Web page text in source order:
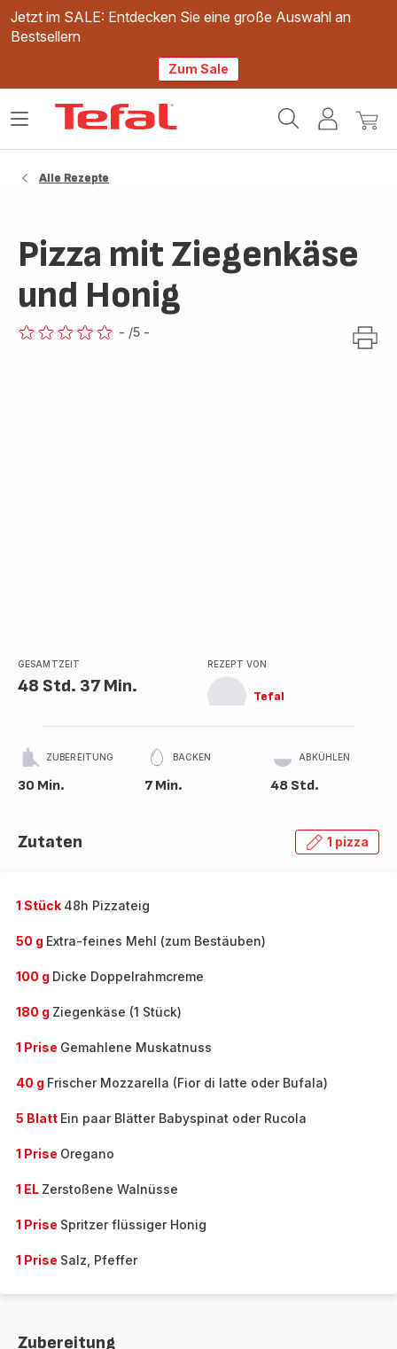
Jetzt im SALE: Entdecken Sie eine große Auswahl an
Bestsellern
Zum Sale
Mein
Mein
Das
Alle Rezepte
Pizza mit Ziegenkäse
und Honig
- /5 -
GESAMTZEIT
48 Std. 37 Min.
REZEPT VON
Tefal
ZUBEREITUNG
30 Min.
BACKEN
7 Min.
ABKÜHLEN
48 Std.
Zutaten 1 pizza
1 Stück 48h Pizzateig
50 g Extra-feines Mehl (zum Bestäuben)
100 g Dicke Doppelrahmcreme
180 g Ziegenkäse (1 Stück)
1 Prise Gemahlene Muskatnuss
40 g Frischer Mozzarella (Fior di latte oder Bufala)
5 Blatt Ein paar Blätter Babyspinat oder Rucola
1 Prise Oregano
1 EL Zerstoßene Walnüsse
1 Prise Spritzer flüssiger Honig
1 Prise Salz, Pfeffer
Zubereitung